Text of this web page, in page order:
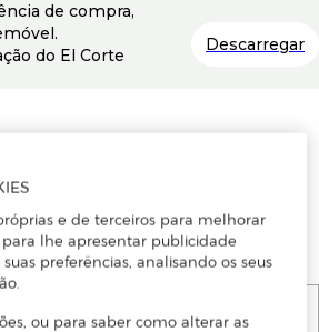
para se registar ou
de compra,
do El Corte
Descarregar
e de terceiros para melhorar
para lhe apresentar publicidade
preferências, analisando os seus
ou para saber como alterar as